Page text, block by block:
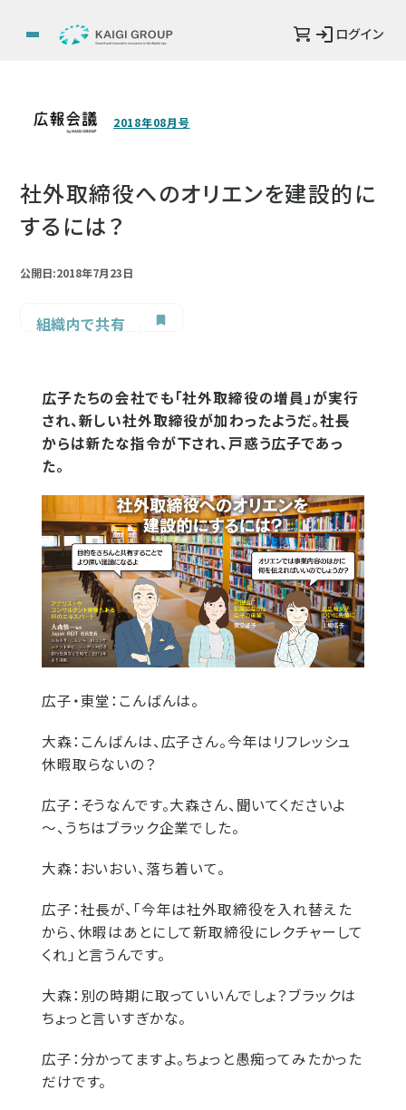
ログイン
2018年08月号
社外取締役へのオリエンを建設的に
するには？
公開日:2018年7月23日
組織内で共有
広子たちの会社でも「社外取締役の増員」が実行
され、新しい社外取締役が加わったようだ。社長
からは新たな指令が下され、戸惑う広子であっ
た。
広子・東堂： こんばんは。
大森： こんばんは、広子さん。今年はリフレッシュ
休暇取らないの？
広子： そうなんです。大森さん、聞いてくださいよ
～、うちはブラック企業でした。
大森： おいおい、落ち着いて。
広子：社長が、「今年は社外取締役を入れ替えた
から、休暇はあとにして新取締役にレクチャーして
くれ」と言うんです。
大森： 別の時期に取っていいんでしょ？ブラックは
ちょっと言いすぎかな。
広子：分かってますよ。ちょっと愚痴ってみたかった
だけです。